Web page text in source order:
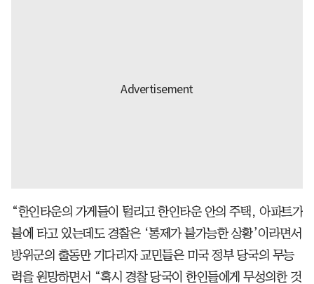
“한인타운의 가게들이 털리고 한인타운 안의 주택, 아파트가
불에 타고 있는데도 경찰은 ‘통제가 불가능한 상황’이라면서
방위군의 출동만 기다리자 교민들은 미국 정부 당국의 무능
력을 원망하면서 “혹시 경찰 당국이 한인들에게 무성의한 것